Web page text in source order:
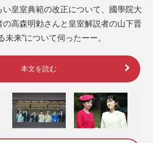
い皇室典範の改正について、國學院大
の高森明勅さんと皇室解説者の山下晋
未来”について伺ったーー。
本文を読む